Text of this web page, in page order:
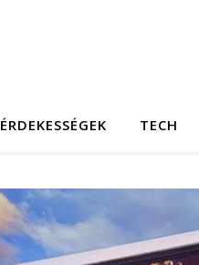
ÉRDEKESSÉGEK TECH